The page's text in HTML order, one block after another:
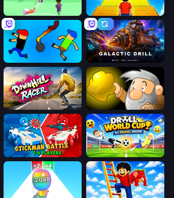
Soccer Dash Obby: +1 Jump per Click
Mini-Caps: Bombs Galactic Drill
Downhill Racer Gold Miner
Stickman battle 1-4 Players Droll World Cup